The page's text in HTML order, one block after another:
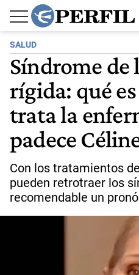
SALUD
Síndrome de
rígida: qué
trata la
padece
Con los tratamientos
pueden retrotraer los
recomendable un